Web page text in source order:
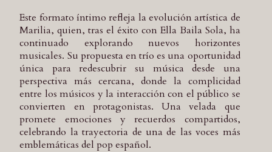
Este formato íntimo refleja la evolución artística de
Marilia, quien, tras el éxito con Ella Baila Sola, ha
continuado explorando nuevos horizontes
musicales. Su propuesta en trío es una oportunidad
única para redescubrir su música desde una
perspectiva más cercana, donde la complicidad
entre los músicos y la interacción con el público se
convierten en protagonistas. Una velada que
promete emociones y recuerdos compartidos,
celebrando la trayectoria de una de las voces más
emblemáticas del pop español.